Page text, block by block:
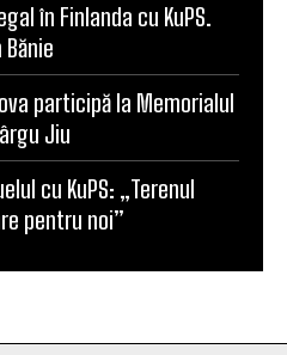
în Finlanda cu KuPS.
participă la Memorialul
Jiu
cu KuPS: „Terenul
pentru noi”